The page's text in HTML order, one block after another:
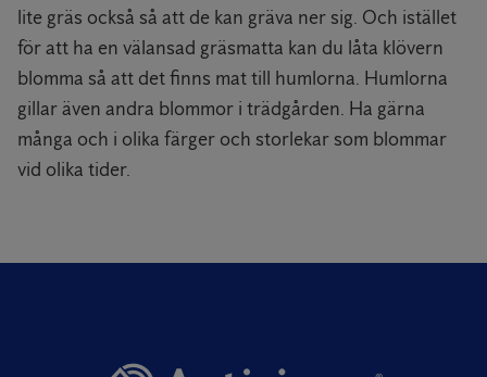
lite gräs också så att de kan gräva ner sig. Och istället
för att ha en välansad gräsmatta kan du låta klövern
blomma så att det finns mat till humlorna. Humlorna
gillar även andra blommor i trädgården. Ha gärna
många och i olika färger och storlekar som blommar
vid olika tider.